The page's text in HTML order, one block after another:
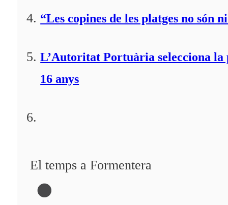
“Les copines de les platges no
L’Autoritat Portuària selecciona
16 anys
El temps a Formentera